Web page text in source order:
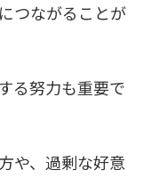
つながることが
る努力も重要で
や、過剰な好意